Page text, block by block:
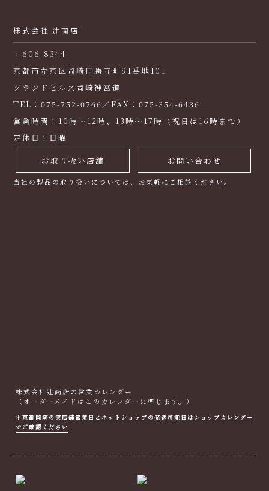
株式会社 辻商店
〒606-8344
京都市左京区岡崎円勝寺町91番地101
グランドヒルズ岡崎神宮道
TEL：075-752-0766／FAX：075-354-6436
営業時間：10時～12時、13時～17時（祝日は16時まで）
定休日：日曜
お取り扱い店舗 お問い合わせ
当社の製品の取り扱いについては、お気軽にご相談ください。
株式会社辻商店の営業カレンダー
（オーダーメイドはこのカレンダーに準じます。）
＊京都岡崎の実店舗営業日とネットショップの発送可能日はショップカレンダー
でご確認ください